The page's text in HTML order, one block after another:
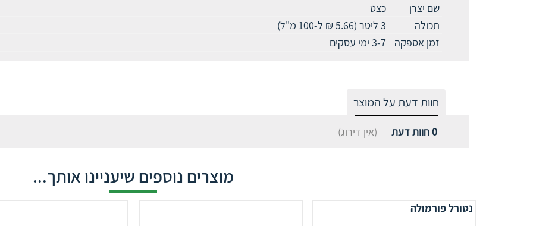
שם יצרן
כצט
תכולה
3 ליטר (5.66 ₪ ל-100 מ"ל)
זמן אספקה
3-7 ימי עסקים
חוות דעת על המוצר
0חוות דעת (אין דירוג)
מוצרים נוספים שיעניינו אותך...
נטורל פורמולה